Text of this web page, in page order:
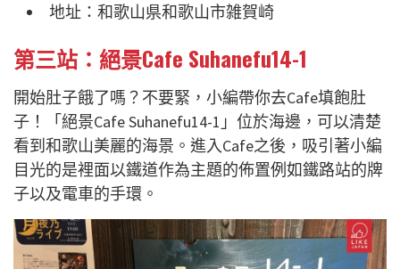
地址：和歌山県和歌山市雑賀崎
第三站：絕景Cafe Suhanefu14-1
開始肚子餓了嗎？不要緊，小編帶你去Cafe填飽肚
子！「絕景Cafe Suhanefu14-1」位於海邊，可以清楚
看到和歌山美麗的海景。進入Cafe之後，吸引著小編
目光的是裡面以鐵道作為主題的佈置例如鐵路站的牌
子以及電車的手環。